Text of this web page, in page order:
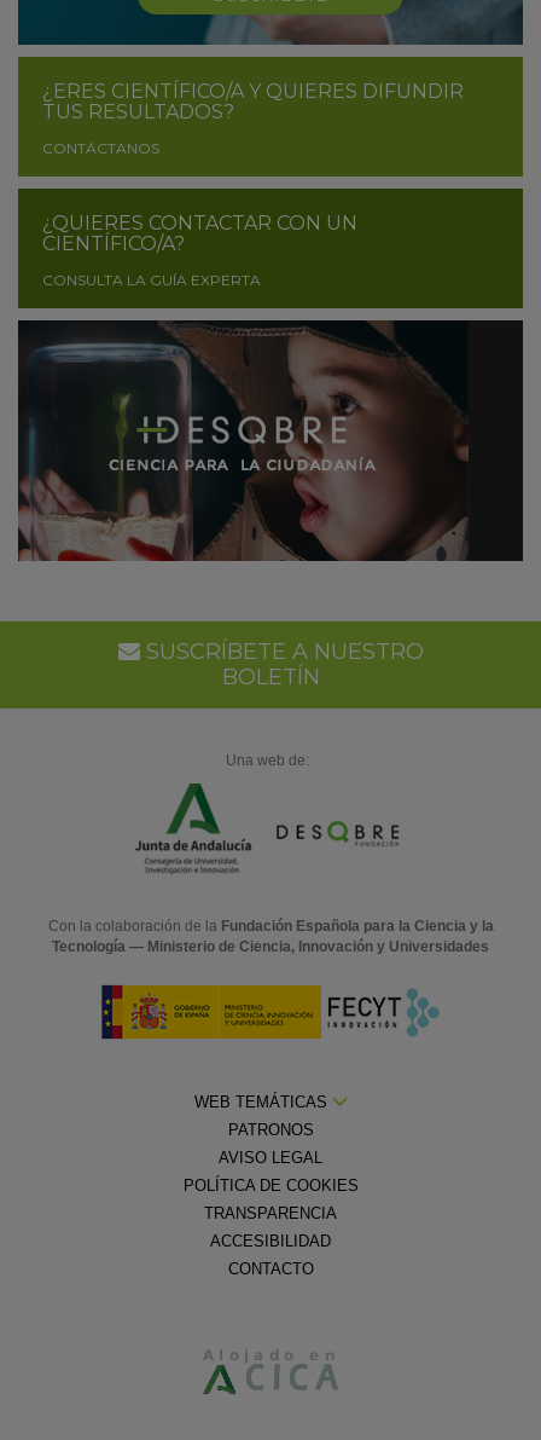
¿ERES CIENTÍFICO/A Y QUIERES DIFUNDIR
TUS RESULTADOS?
CONTÁCTANOS
¿QUIERES CONTACTAR CON UN
CIENTÍFICO/A?
CONSULTA LA GUÍA EXPERTA
SUSCRÍBETE A NUESTRO
BOLETÍN
Una web de:
Con la colaboración de la Fundación Española para la Ciencia y la
Tecnología — Ministerio de Ciencia, Innovación y Universidades
WEB TEMÁTICAS
PATRONOS
AVISO LEGAL
POLÍTICA DE COOKIES
TRANSPARENCIA
ACCESIBILIDAD
CONTACTO